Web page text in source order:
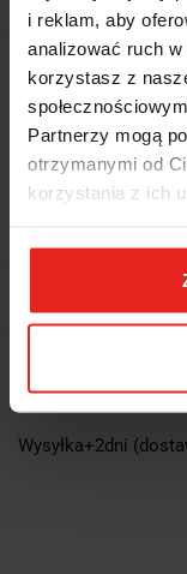
i reklam, aby
analizować ruch
korzystasz z
Partnerzy mogą
otrzymanymi od
korzystania z ich
Najniższa cena z
Wysyłka w ciągu
Cena przesyłki
Dostępność
Wysyłka+2dni